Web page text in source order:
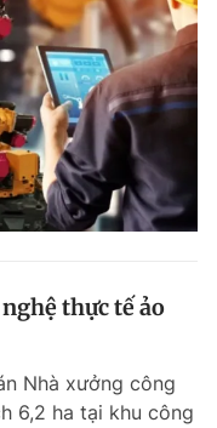
thực tế ảo
Nhà xưởng công
6,2 ha tại khu công